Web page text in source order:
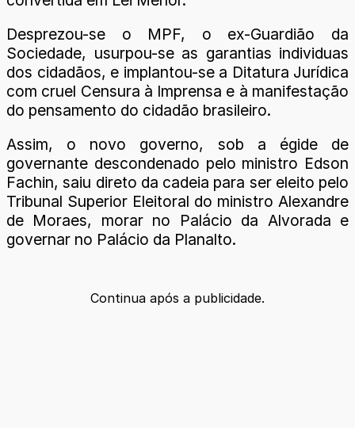
Desprezou-se o MPF, o ex-Guardião da
Sociedade, usurpou-se as garantias individuas
dos cidadãos, e implantou-se a Ditatura Jurídica
com cruel Censura à Imprensa e à manifestação
do pensamento do cidadão brasileiro.
Assim, o novo governo, sob a égide de
governante descondenado pelo ministro Edson
Fachin, saiu direto da cadeia para ser eleito pelo
Tribunal Superior Eleitoral do ministro Alexandre
de Moraes, morar no Palácio da Alvorada e
governar no Palácio da Planalto.
Continua após a publicidade.